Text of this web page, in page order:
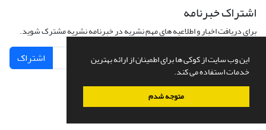
این وب سایت از کوکی ها برای اطمینان از ارائه بهترین
خدمات استفاده می کند.
متوجه شدم
اشتراک خبرنامه
برای دریافت اخبار و اطلاعیه های مهم نشریه در خبرنامه نشریه مشترک شوید.
اشتراک
سامانه مدیریت نشریات علمی.طراحی و پیاده سازی ازسیناوب